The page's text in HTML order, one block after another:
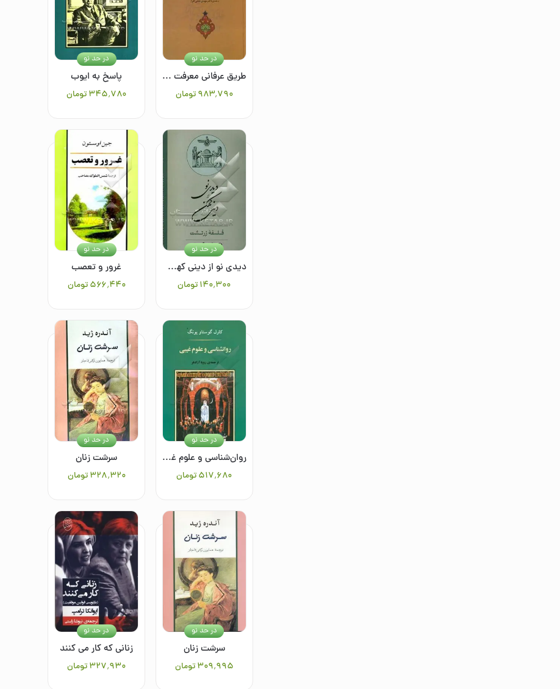
طریق عرفانی معرفت از دیدگاه ابن عربی
۹۸۳٬۷۹۰ تومان
در حد نو
پاسخ به ایوب
۳۴۵٬۷۸۰تومان
در حد نو
دیدی نو از دینی کهن فلسفه‌ی زرتشت
۱۴۰٬۳۰۰تومان
در حد نو
غرور و تعصب
۵۶۶٬۴۴۰ تومان
در حد نو
روان‌شناسی و علوم غیبی
۵۱۷٬۶۸۰تومان
در حد نو
سرشت زنان
۳۲۸٬۳۲۰ تومان
در حد نو
سرشت زنان
۳۰۹٬۹۹۵تومان
در حد نو
زنانی که کار می کنند
۳۲۷٬۹۳۰تومان
در حد نو